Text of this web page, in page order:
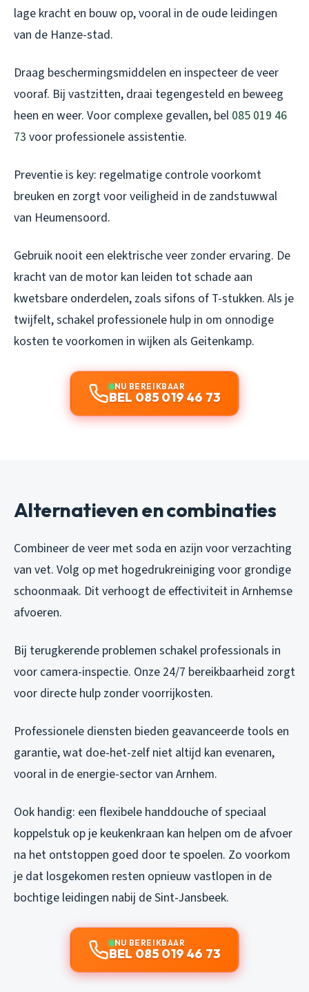
lage kracht en bouw op, vooral in de oude leidingen
van de Hanze-stad.
Draag beschermingsmiddelen en inspecteer de veer
vooraf. Bij vastzitten, draai tegengesteld en beweeg
heen en weer. Voor complexe gevallen, bel 085 019 46
73 voor professionele assistentie.
Preventie is key: regelmatige controle voorkomt
breuken en zorgt voor veiligheid in de zandstuwwal
van Heumensoord.
Gebruik nooit een elektrische veer zonder ervaring. De
kracht van de motor kan leiden tot schade aan
kwetsbare onderdelen, zoals sifons of T-stukken. Als je
twijfelt, schakel professionele hulp in om onnodige
kosten te voorkomen in wijken als Geitenkamp.
NU BEREIKBAAR
BEL 085 019 46 73
Alternatieven en combinaties
Combineer de veer met soda en azijn voor verzachting
van vet. Volg op met hogedrukreiniging voor grondige
schoonmaak. Dit verhoogt de effectiviteit in Arnhemse
afvoeren.
Bij terugkerende problemen schakel professionals in
voor camera-inspectie. Onze 24/7 bereikbaarheid zorgt
voor directe hulp zonder voorrijkosten.
Professionele diensten bieden geavanceerde tools en
garantie, wat doe-het-zelf niet altijd kan evenaren,
vooral in de energie-sector van Arnhem.
Ook handig: een flexibele handdouche of speciaal
koppelstuk op je keukenkraan kan helpen om de afvoer
na het ontstoppen goed door te spoelen. Zo voorkom
je dat losgekomen resten opnieuw vastlopen in de
bochtige leidingen nabij de Sint-Jansbeek.
NU BEREIKBAAR
BEL 085 019 46 73